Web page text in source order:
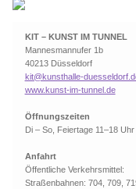
KIT – KUNST IM TUNNEL
Mannesmannufer 1b
40213 Düsseldorf
kit@kunsthalle-
www.kunst-im-tunnel.de
Öffnungszeiten
Di – So, Feiertage 11–18 Uhr
Anfahrt
Öffentliche Verkehrsmittel:
Straßenbahnen: 704, 709,